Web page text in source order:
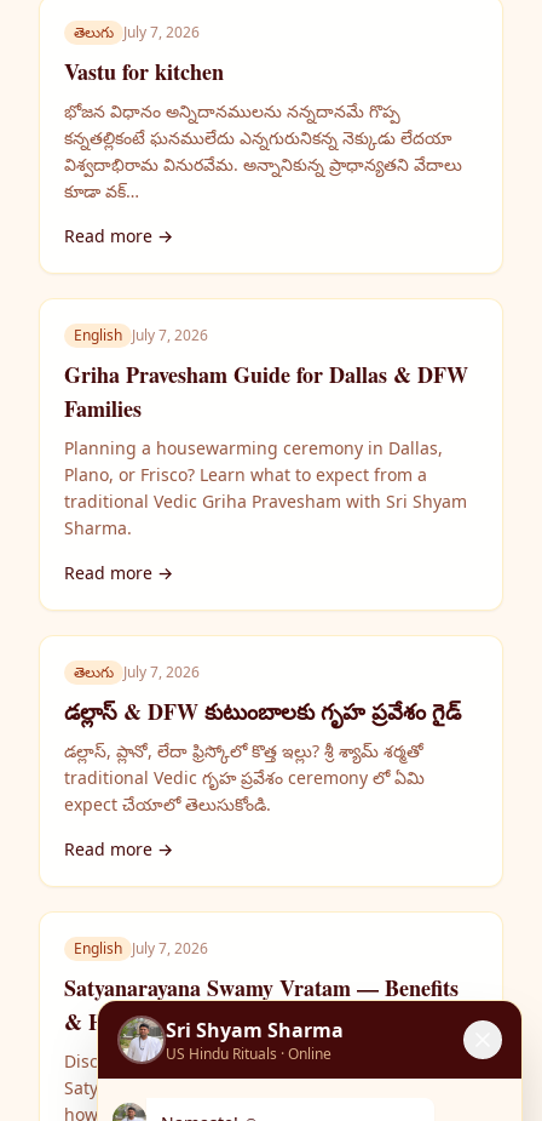
తెలుగు July 7, 2026
Vastu for kitchen
భోజన విధానం అన్నిదానములను నన్నదానమే గొప్ప
కన్నతల్లికంటే ఘనములేదు ఎన్నగురునికన్న నెక్కుడు లేదయా
విశ్వదాభిరామ వినురవేమ. అన్నానికున్న ప్రాధాన్యతని వేదాలు
కూడా వక్…
Read more →
English July 7, 2026
Griha Pravesham Guide for Dallas & DFW
Families
Planning a housewarming ceremony in Dallas,
Plano, or Frisco? Learn what to expect from a
traditional Vedic Griha Pravesham with Sri Shyam
Sharma.
Read more →
తెలుగు July 7, 2026
డల్లాస్ & DFW కుటుంబాలకు గృహ ప్రవేశం గైడ్
డల్లాస్, ప్లానో, లేదా ఫ్రిస్కోలో కొత్త ఇల్లు? శ్రీ శ్యామ్ శర్మతో
traditional Vedic గృహ ప్రవేశం ceremony లో ఏమి
expect చేయాలో తెలుసుకోండి.
Read more →
English July 7, 2026
Satyanarayana Swamy Vratam — Benefits
& How to Prepare
Discover the spiritual significance of
Satyanarayana Pooja, what samagri you need, and
how Sri Shyam Sharma performs this beloved
Sri Shyam Sharma
US Hindu Rituals · Online